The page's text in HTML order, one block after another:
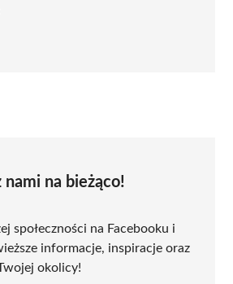
nami na bieżąco!
społeczności na Facebooku i
informacje, inspiracje oraz
okolicy!